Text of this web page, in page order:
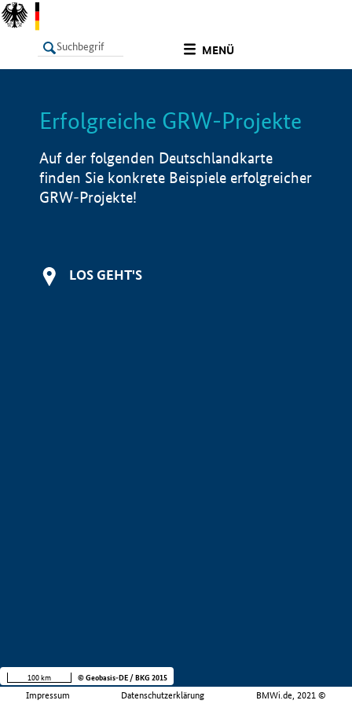
MENÜ
LISTE Info
Erfolgreiche GRW-Projekte
Auf der folgenden Deutschlandkarte
finden Sie konkrete Beispiele erfolgreicher
GRW-Projekte!
LOS GEHT'S
Impressum Datenschutzerklärung BMWi.de, 2021 ©
100 km © Geobasis-DE / BKG 2015